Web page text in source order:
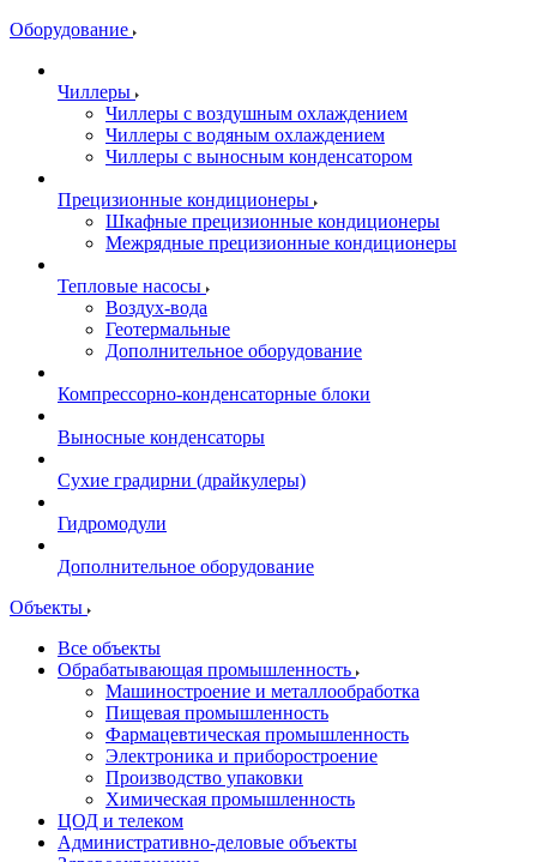
Оборудование
Чиллеры
Чиллеры с воздушным охлаждением
Чиллеры с водяным охлаждением
Чиллеры с выносным конденсатором
Прецизионные кондиционеры
Шкафные прецизионные кондиционеры
Межрядные прецизионные кондиционеры
Тепловые насосы
Воздух-вода
Геотермальные
Дополнительное оборудование
Компрессорно-конденсаторные блоки
Выносные конденсаторы
Сухие градирни (драйкулеры)
Гидромодули
Дополнительное оборудование
Объекты
Все объекты
Обрабатывающая промышленность
Машиностроение и металлообработка
Пищевая промышленность
Фармацевтическая промышленность
Электроника и приборостроение
Производство упаковки
Химическая промышленность
ЦОД и телеком
Административно-деловые объекты